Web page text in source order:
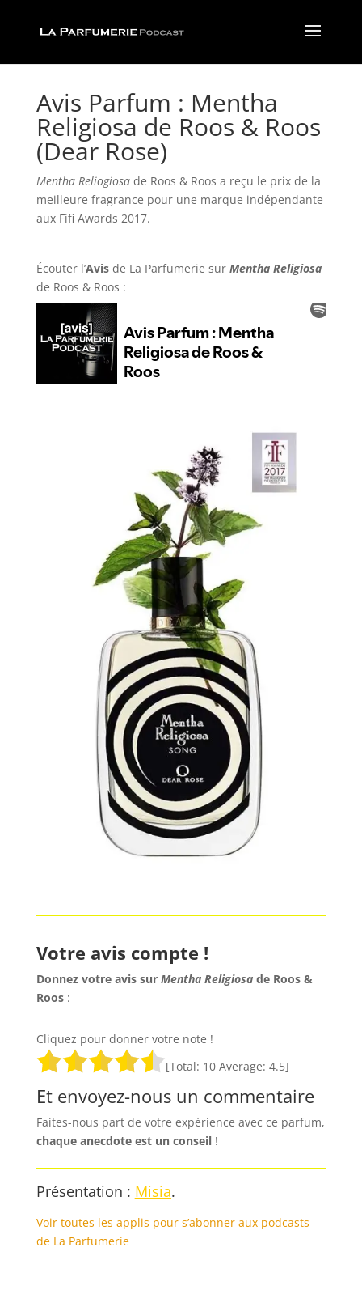
Avis Parfum : Mentha
Religiosa de Roos & Roos
(Dear Rose)
Mentha Reliogiosade Roos & Roos a reçu le prix de la
meilleure fragrance pour une marque indépendante
aux Fifi Awards 2017.
Écouter l’Avis de La Parfumerie sur Mentha Religiosa
de Roos & Roos :
Votre avis compte !
Donnez votre avis sur Mentha Religiosa de Roos &
Roos :
Cliquez pour donner votre note !
[Total: 10Average: 4.5]
Et envoyez-nous un commentaire
Faites-nous part de votre expérience avec ce parfum,
chaque anecdote est un conseil!
Présentation : Misia.
Voir toutes les applis pour s’abonner aux podcasts
de La Parfumerie